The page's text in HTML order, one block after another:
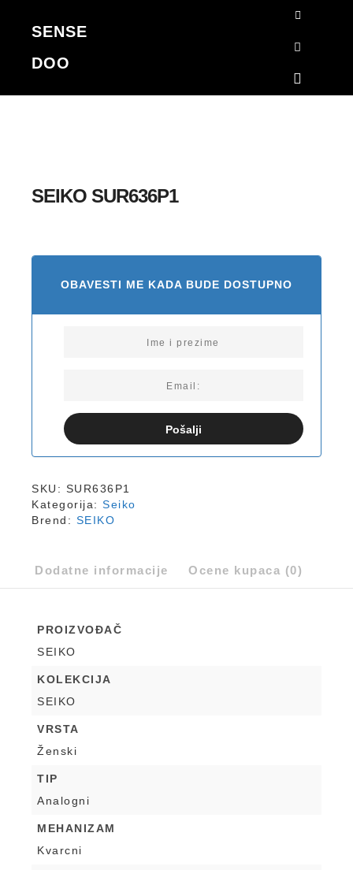
SENSE
DOO
Main
SEIKO SUR636P1
OBAVESTI ME KADA BUDE DOSTUPNO
Pošalji
SKU: SUR636P1
Kategorija: Seiko
Brend: SEIKO
Dodatne informacije Ocene kupaca (0)
PROIZVOĐAČ
SEIKO
KOLEKCIJA
SEIKO
VRSTA
Ženski
TIP
Analogni
MEHANIZAM
Kvarcni